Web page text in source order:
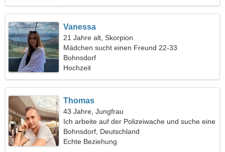
Vanessa
21 Jahre alt, Skorpion
Mädchen sucht einen Freund 22-33
Bohnsdorf
Hochzeit
Thomas
43 Jahre, Jungfrau
Ich arbeite auf der Polizeiwache und suche eine
nette Frau
Bohnsdorf, Deutschland
Echte Beziehung